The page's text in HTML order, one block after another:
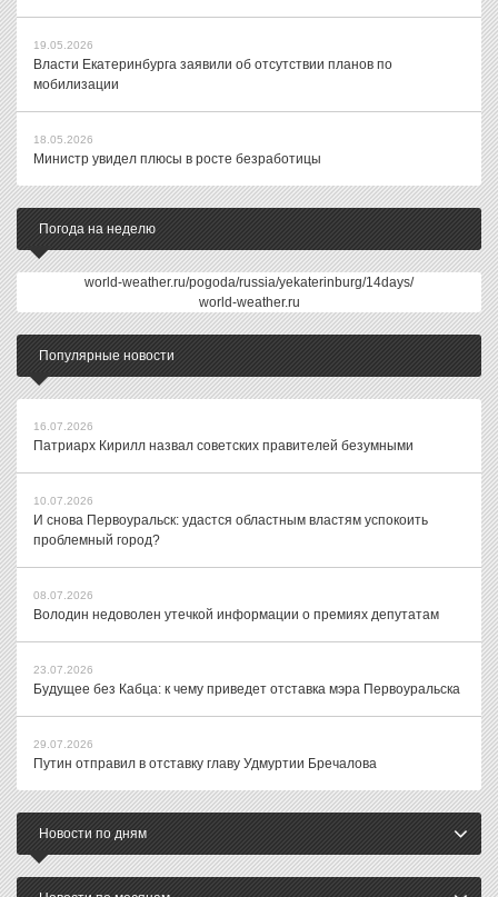
19.05.2026
Власти Екатеринбурга заявили об отсутствии планов по
мобилизации
18.05.2026
Министр увидел плюсы в росте безработицы
Погода на неделю
world-weather.ru/pogoda/russia/yekaterinburg/14days/
world-weather.ru
Популярные новости
16.07.2026
Патриарх Кирилл назвал советских правителей безумными
10.07.2026
И снова Первоуральск: удастся областным властям успокоить
проблемный город?
08.07.2026
Володин недоволен утечкой информации о премиях депутатам
23.07.2026
Будущее без Кабца: к чему приведет отставка мэра Первоуральска
29.07.2026
Путин отправил в отставку главу Удмуртии Бречалова
Новости по дням